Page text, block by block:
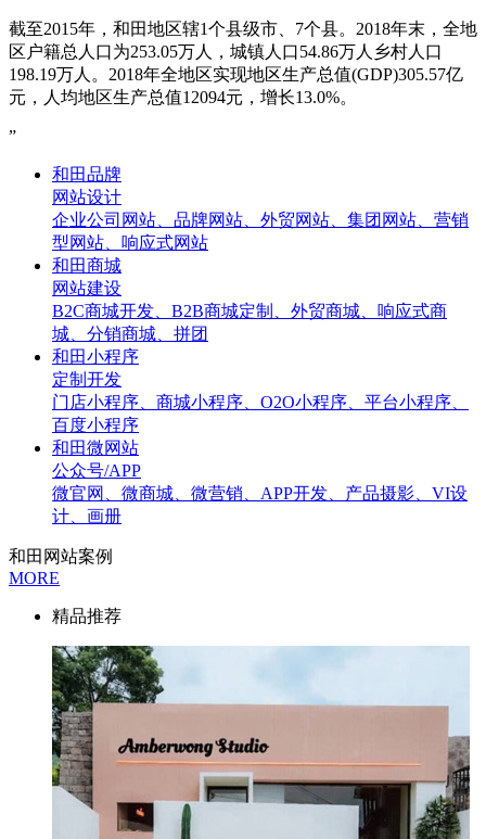
截至2015年，和田地区辖1个县级市、7个县。2018年末，全地
区户籍总人口为253.05万人，城镇人口54.86万人乡村人口
198.19万人。2018年全地区实现地区生产总值(GDP)305.57亿
元，人均地区生产总值12094元，增长13.0%。
”
和田品牌
网站设计
企业公司网站、品牌网站、外贸网站、集团网站、营销
型网站、响应式网站
和田商城
网站建设
B2C商城开发、B2B商城定制、外贸商城、响应式商
城、分销商城、拼团
和田小程序
定制开发
门店小程序、商城小程序、O2O小程序、平台小程序、
百度小程序
和田微网站
公众号/APP
微官网、微商城、微营销、APP开发、产品摄影、VI设
计、画册
和田网站案例
MORE
精品推荐